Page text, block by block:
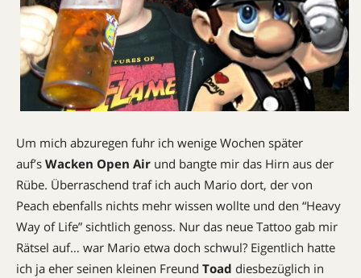
Um mich abzuregen fuhr ich wenige Wochen später
auf’s Wacken Open Air und bangte mir das Hirn aus der
Rübe. Überraschend traf ich auch Mario dort, der von
Peach ebenfalls nichts mehr wissen wollte und den “Heavy
Way of Life” sichtlich genoss. Nur das neue Tattoo gab mir
Rätsel auf… war Mario etwa doch schwul? Eigentlich hatte
ich ja eher seinen kleinen Freund Toad diesbezüglich in